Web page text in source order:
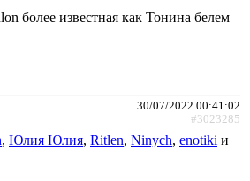
более известная как Тонина белем
30/07/2022 00:41:02
#3023285
, Юлия Юлия, Ritlen, Ninych, enotiki и